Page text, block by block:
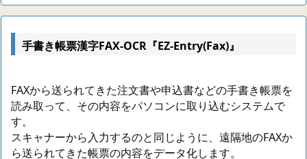
手書き帳票漢字FAX-OCR『EZ-Entry(Fax)』
FAXから送られてきた注文書や申込書などの手書き帳票を
読み取って、その内容をパソコンに取り込むシステムで
す。
スキャナーから入力するのと同じように、遠隔地のFAXか
ら送られてきた帳票の内容をデータ化します。